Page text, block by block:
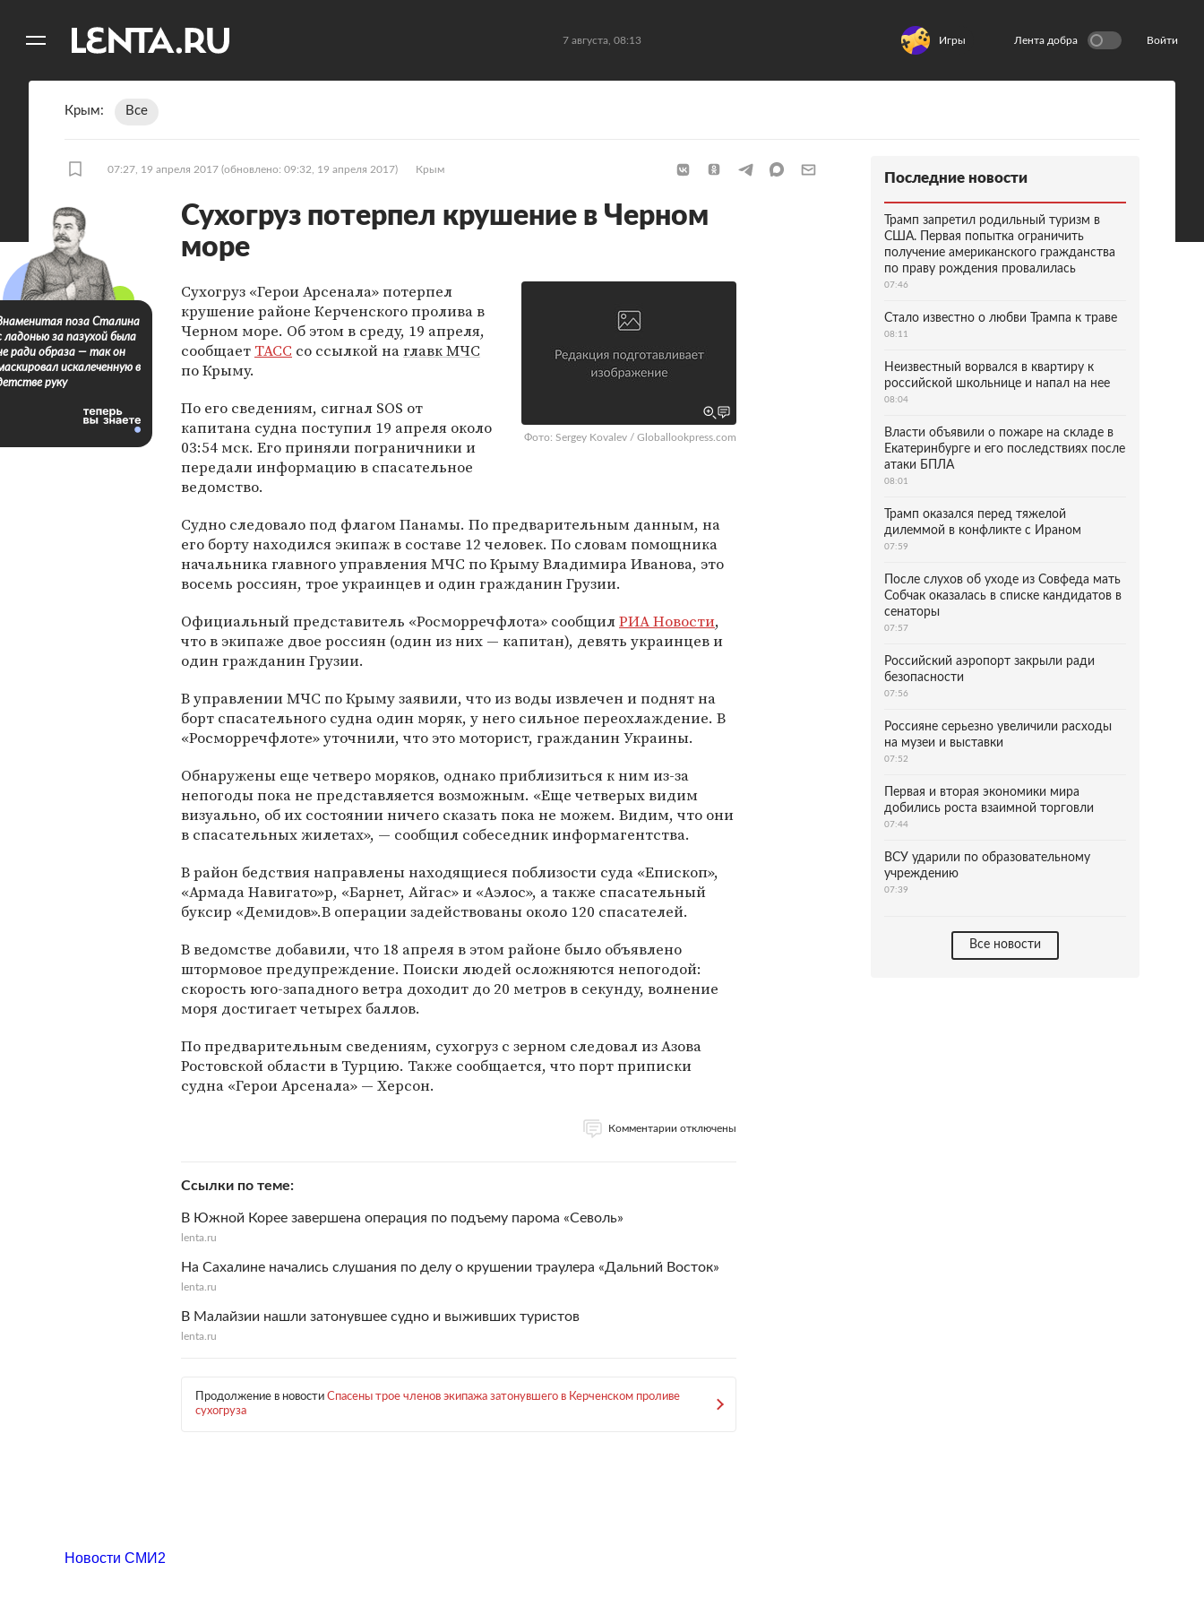
7 августа, 08:13 Игры Лента добра Войти
Крым Все
07:27, 19 апреля 2017 (обновлено: 09:32, 19 апреля 2017) Крым
Сухогруз потерпел крушение в Черном
море
Фото: Sergey Kovalev / Globallookpress.com
Сухогруз «Герои Арсенала» потерпел
крушение районе Керченского пролива в
Черном море. Об этом в среду, 19 апреля,
сообщает ТАСС со ссылкой наглавк МЧС
по Крыму.
По его сведениям, сигнал SOS от
капитана судна поступил 19 апреля около
03:54 мск. Его приняли пограничники и
передали информацию в спасательное
ведомство.
Судно следовало под флагом Панамы. По предварительным данным, на
его борту находился экипаж в составе 12 человек. По словам помощника
начальника главного управления МЧС по Крыму Владимира Иванова, это
восемь россиян, трое украинцев и один гражданин Грузии.
Официальный представитель «Росморречфлота» сообщилРИА Новости,
что в экипаже двое россиян (один из них — капитан), девять украинцев и
один гражданин Грузии.
В управлении МЧС по Крыму заявили, что из воды извлечен и поднят на
борт спасательного судна один моряк, у него сильное переохлаждение. В
«Росморречфлоте» уточнили, что это моторист, гражданин Украины.
Обнаружены еще четверо моряков, однако приблизиться к ним из-за
непогоды пока не представляется возможным. «Еще четверых видим
визуально, об их состоянии ничего сказать пока не можем. Видим, что они
в спасательных жилетах», — сообщил собеседник информагентства.
В район бедствия направлены находящиеся поблизости суда «Епископ»,
«Армада Навигато»р, «Барнет, Айгас» и «Аэлос», а также спасательный
буксир «Демидов».В операции задействованы около 120 спасателей.
В ведомстве добавили, что 18 апреля в этом районе было объявлено
штормовое предупреждение. Поиски людей осложняются непогодой:
скорость юго-западного ветра доходит до 20 метров в секунду, волнение
моря достигает четырех баллов.
По предварительным сведениям, сухогруз с зерном следовал из Азова
Ростовской области в Турцию. Также сообщается, что порт приписки
судна «Герои Арсенала» — Херсон.
Комментарии отключены
Ссылки по теме
В Южной Корее завершена операция по подъему парома «Севоль»
lenta.ru
На Сахалине начались слушания по делу о крушении траулера «Дальний Восток»
lenta.ru
В Малайзии нашли затонувшее судно и выживших туристов
lenta.ru
Продолжение в новости Спасены трое членов экипажа затонувшего в Керченском проливе
сухогруза
поза Сталина
ладонью за пазухой была
ради образа — так он
искалеченную в
руку
Последние новости
Трамп запретил родильный туризм в
США. Первая попытка ограничить
получение американского гражданства
по праву рождения провалилась
07:46
Стало известно о любви Трампа к траве
08:11
Неизвестный ворвался в квартиру к
российской школьнице и напал на нее
08:04
Власти объявили о пожаре на складе в
Екатеринбурге и его последствиях после
атаки БПЛА
08:01
Трамп оказался перед тяжелой
дилеммой в конфликте с Ираном
07:59
После слухов об уходе из Совфеда мать
Собчак оказалась в списке кандидатов в
сенаторы
07:57
Российский аэропорт закрыли ради
безопасности
07:56
Россияне серьезно увеличили расходы
на музеи и выставки
07:52
Первая и вторая экономики мира
добились роста взаимной торговли
07:44
ВСУ ударили по образовательному
учреждению
07:39
Все новости
Новости СМИ2